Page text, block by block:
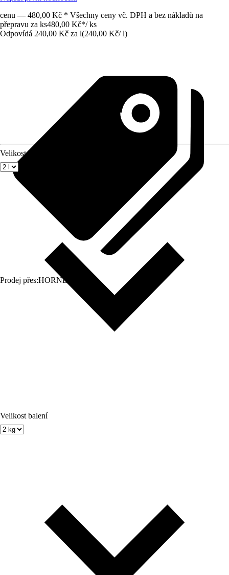
cenu — 480,00 Kč * Všechny ceny vč. DPH a bez nákladů na
přepravu za ks480,00 Kč*/ ks
Odpovídá 240,00 Kč za l(240,00 Kč/ l)
Prodej přes:HORNBACH
Velikost balení
Velikost balení